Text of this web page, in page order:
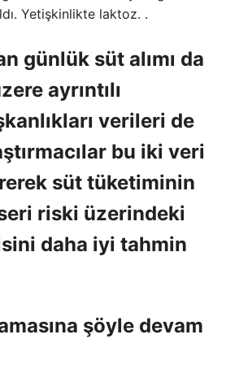
Yetişkinlikte laktoz. .
günlük süt alımı da
ayrıntılı
verileri de
bu iki veri
süt tüketiminin
riski üzerindeki
daha iyi tahmin
şöyle devam